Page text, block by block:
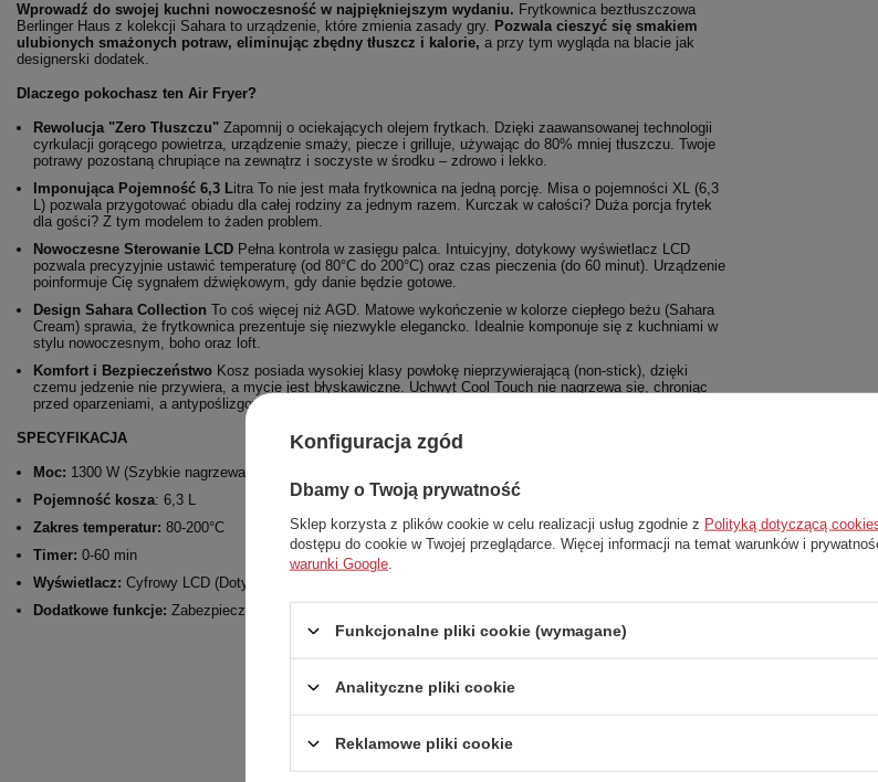
Wprowadź do swojej kuchni nowoczesność w najpiękniejszym wydaniu. Frytkownica beztłuszczowa
Berlinger Haus z kolekcji Sahara to urządzenie, które zmienia zasady gry. Pozwala cieszyć się smakiem
ulubionych smażonych potraw, eliminując zbędny tłuszcz i kalorie, a przy tym wygląda na blacie jak
designerski dodatek.
Dlaczego pokochasz ten Air Fryer?
Rewolucja "Zero Tłuszczu" Zapomnij o ociekających olejem frytkach. Dzięki zaawansowanej technologii
cyrkulacji gorącego powietrza, urządzenie smaży, piecze i grilluje, używając do 80% mniej tłuszczu. Twoje
potrawy pozostaną chrupiące na zewnątrz i soczyste w środku – zdrowo i lekko.
Imponująca Pojemność 6,3 Litra To nie jest mała frytkownica na jedną porcję. Misa o pojemności XL (6,3
L) pozwala przygotować obiadu dla całej rodziny za jednym razem. Kurczak w całości? Duża porcja frytek
dla gości? Z tym modelem to żaden problem.
Nowoczesne Sterowanie LCD Pełna kontrola w zasięgu palca. Intuicyjny, dotykowy wyświetlacz LCD
pozwala precyzyjnie ustawić temperaturę (od 80°C do 200°C) oraz czas pieczenia (do 60 minut). Urządzenie
poinformuje Cię sygnałem dźwiękowym, gdy danie będzie gotowe.
Design Sahara Collection To coś więcej niż AGD. Matowe wykończenie w kolorze ciepłego beżu (Sahara
Cream) sprawia, że frytkownica prezentuje się niezwykle elegancko. Idealnie komponuje się z kuchniami w
stylu nowoczesnym, boho oraz loft.
Komfort i Bezpieczeństwo Kosz posiada wysokiej klasy powłokę nieprzywierającą (non-stick), dzięki
czemu jedzenie nie przywiera, a mycie jest błyskawiczne. Uchwyt Cool Touch nie nagrzewa się, chroniąc
przed oparzeniami, a antypoślizgowe nóżki zapewniają stabilność podczas pracy.
SPECYFIKACJA
Moc: 1300 W (Szybkie nagrzewanie)
Pojemność kosza: 6,3 L
Zakres temperatur: 80-200°C
Timer: 0-60 min
Wyświetlacz: Cyfrowy LCD (Dotykowy)
Dodatkowe funkcje: Zabezpieczenie przed przegrzaniem, nienagrzewający się uchwyt i obudowa.
Konfiguracja zgód
Dbamy o Twoją prywatność
Sklep korzysta z plików cookie w celu realizacji usług zgodnie z Polityką dotyczącą
dostępu do cookie w Twojej przeglądarce. Więcej informacji na temat warunków i
warunki Google
Funkcjonalne pliki cookie (wymagane)
Analityczne pliki cookie
Reklamowe pliki cookie